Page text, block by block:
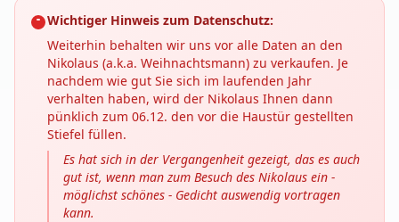
Wichtiger Hinweis zum Datenschutz:
Weiterhin behalten wir uns vor alle Daten an den
Nikolaus (a.k.a. Weihnachtsmann) zu verkaufen. Je
nachdem wie gut Sie sich im laufenden Jahr
verhalten haben, wird der Nikolaus Ihnen dann
pünklich zum 06.12. den vor die Haustür gestellten
Stiefel füllen.
Es hat sich in der Vergangenheit gezeigt, das es auch
gut ist, wenn man zum Besuch des Nikolaus ein -
möglichst schönes - Gedicht auswendig vortragen
kann.